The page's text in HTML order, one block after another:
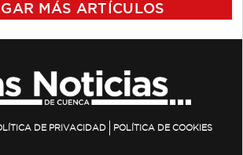
MÁS ARTÍCULOS
DE PRIVACIDAD POLÍTICA DE COOKIES